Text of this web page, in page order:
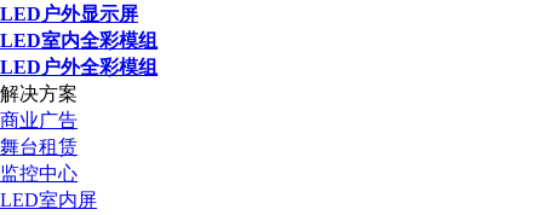
LED户外显示屏
LED室内全彩模组
LED户外全彩模组
解决方案
商业广告
舞台租赁
监控中心
LED室内屏